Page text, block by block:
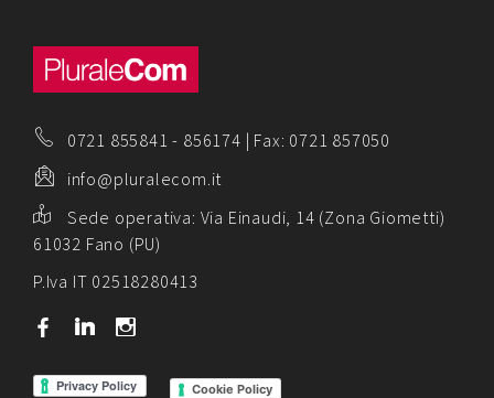
0721 855841 - 856174 | Fax: 0721 857050
info@pluralecom.it
Sede operativa: Via Einaudi, 14 (Zona Giometti)
61032 Fano (PU)
P.Iva IT 02518280413
b j x
Cookie Policy